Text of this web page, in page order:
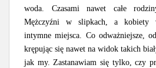
woda. Czasami nawet całe
Mężczyźni w slipkach, a kobiety
intymne miejsca. Co odważniejsze,
krępując się nawet na widok takich
jak my. Zastanawiam się tylko, czy